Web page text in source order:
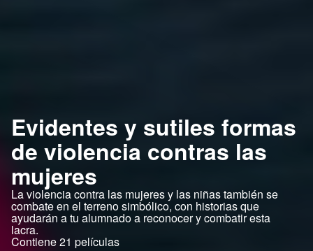
Evidentes y sutiles formas
de violencia contras las
mujeres
La violencia contra las mujeres y las niñas también se
combate en el terreno simbólico, con historias que
ayudarán a tu alumnado a reconocer y combatir esta
lacra.
Contiene 21 películas